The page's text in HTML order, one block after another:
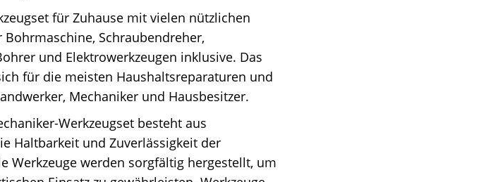
für Zuhause mit vielen nützlichen
Schraubendreher,
und Elektrowerkzeugen inklusive. Das
für die meisten Haushaltsreparaturen und
Mechaniker und Hausbesitzer.
Werkzeugset besteht aus
Haltbarkeit und Zuverlässigkeit der
Werkzeuge werden sorgfältig hergestellt, um